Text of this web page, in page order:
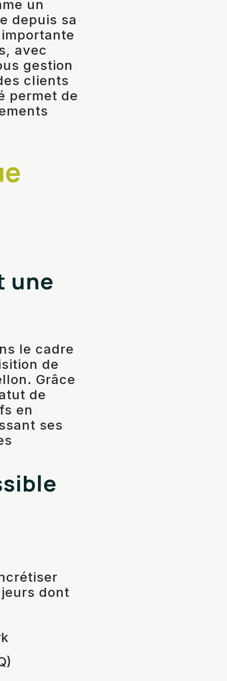
un
depuis sa
avec
gestion
clients
permet de
une
le cadre
de
Grâce
de
en
ses
dont